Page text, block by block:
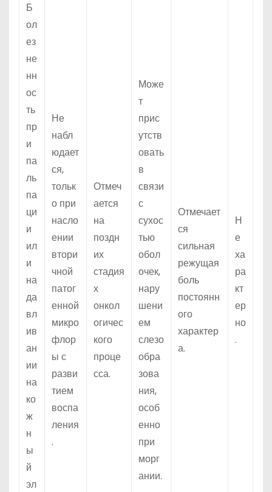
Б
ол
ез
не
нн
ос
ть
пр
и
па
ль
па
ци
и
ил
и
на
да
вл
ив
ан
ии
на
ко
ж
н
ы
й
эл
Не
набл
юдает
ся,
тольк
о при
насло
ении
втори
чной
патог
енной
микро
флор
ы с
разви
тием
воспа
ления
.
Отмеч
ается
на
поздн
их
стадия
х
онкол
огичес
кого
проце
сса.
Може
т
прис
утств
овать
в
связи
с
сухос
тью
обол
очек,
нару
шени
ем
слезо
обра
зова
ния,
особ
енно
при
морг
ании.
Отмечает
ся
сильная
режущая
боль
постоянн
ого
характер
а.
Н
е
ха
ра
кт
ер
но
.